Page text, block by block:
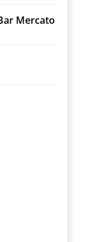
Mercato